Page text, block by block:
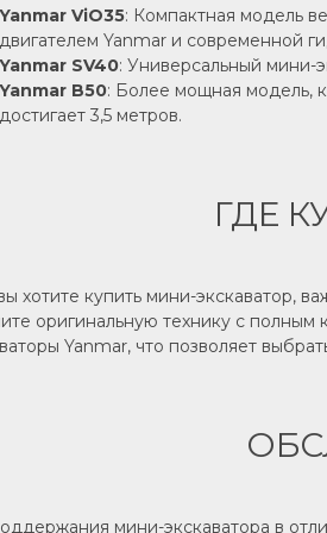
Yanmar ViO35: Компактная модель
двигателем Yanmar и современной
Yanmar SV40: Универсальный мини-
Yanmar B50: Более мощная модель,
достигает 3,5 метров.
ГДЕ
хотите купить мини-экскаватор,
оригинальную технику с
Yanmar, что позволяет
мини-экскаватора в